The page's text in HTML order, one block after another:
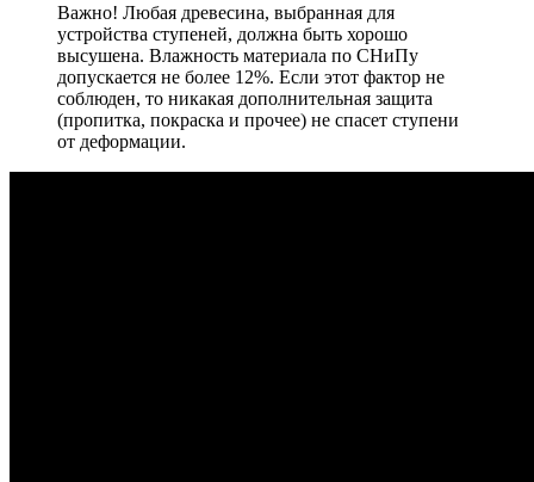
Важно! Любая древесина, выбранная для
устройства ступеней, должна быть хорошо
высушена. Влажность материала по СНиПу
допускается не более 12%. Если этот фактор не
соблюден, то никакая дополнительная защита
(пропитка, покраска и прочее) не спасет ступени
от деформации.